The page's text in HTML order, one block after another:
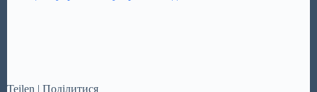
Teilen | Поділитися